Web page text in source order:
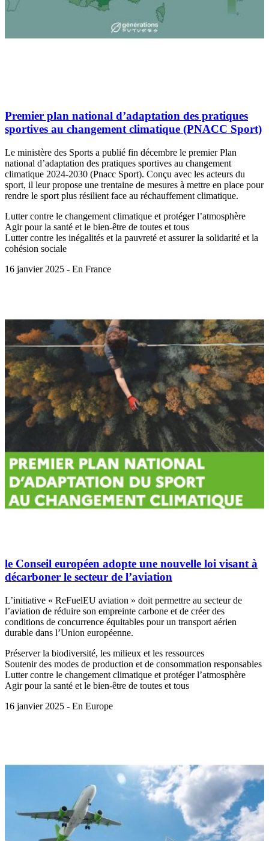
Premier plan national d’adaptation des pratiques
sportives au changement climatique (PNACC Sport)
Le ministère des Sports a publié fin décembre le premier Plan
national d’adaptation des pratiques sportives au changement
climatique 2024-2030 (Pnacc Sport). Conçu avec les acteurs du
sport, il leur propose une trentaine de mesures à mettre en place pour
rendre le sport plus résilient face au réchauffement climatique.
Lutter contre le changement climatique et protéger l’atmosphère
Agir pour la santé et le bien-être de toutes et tous
Lutter contre les inégalités et la pauvreté et assurer la solidarité et la
cohésion sociale
16 janvier 2025 - En France
le Conseil européen adopte une nouvelle loi visant à
décarboner le secteur de l’aviation
L’initiative « ReFuelEU aviation » doit permettre au secteur de
l’aviation de réduire son empreinte carbone et de créer des
conditions de concurrence équitables pour un transport aérien
durable dans l’Union européenne.
Préserver la biodiversité, les milieux et les ressources
Soutenir des modes de production et de consommation responsables
Lutter contre le changement climatique et protéger l’atmosphère
Agir pour la santé et le bien-être de toutes et tous
16 janvier 2025 - En Europe